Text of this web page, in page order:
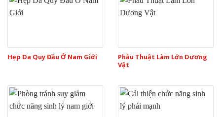
Hẹp Da Quy Đầu Ở Nam Giới
Phẫu Thuật Làm Lớn Dương
Vật